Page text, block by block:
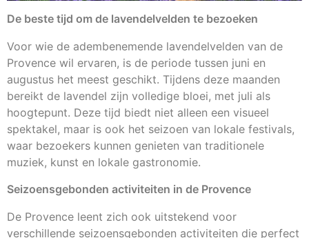
De beste tijd om de lavendelvelden te bezoeken
Voor wie de adembenemende lavendelvelden van de
Provence wil ervaren, is de periode tussen juni en
augustus het meest geschikt. Tijdens deze maanden
bereikt de lavendel zijn volledige bloei, met juli als
hoogtepunt. Deze tijd biedt niet alleen een visueel
spektakel, maar is ook het seizoen van lokale festivals,
waar bezoekers kunnen genieten van traditionele
muziek, kunst en lokale gastronomie.
Seizoensgebonden activiteiten in de Provence
De Provence leent zich ook uitstekend voor
verschillende seizoensgebonden activiteiten die perfect